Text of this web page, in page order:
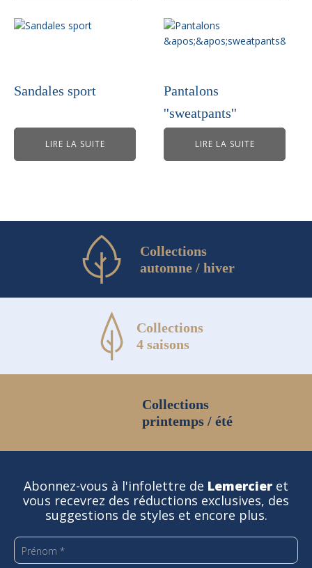
Sandales sport
LIRE LA SUITE
Pantalons
''sweatpants''
LIRE LA SUITE
Collections
automne / hiver
Collections
4 saisons
Collections
printemps / été
Abonnez-vous à l'infolettre de Lemercier et
vous recevrez des réductions exclusives, des
suggestions de styles et encore plus.